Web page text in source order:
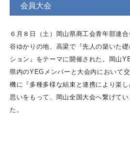
会員大会
６月８日（土）岡山県商工会青年部連
谷ゆかりの地、高梁で『先人の築いた
ション』をテーマに開催された。岡山
県内のYEGメンバーと大会内において
機に『多種多様な結束と連携により楽
思いをもって、岡山全国大会へ繋げて
た。